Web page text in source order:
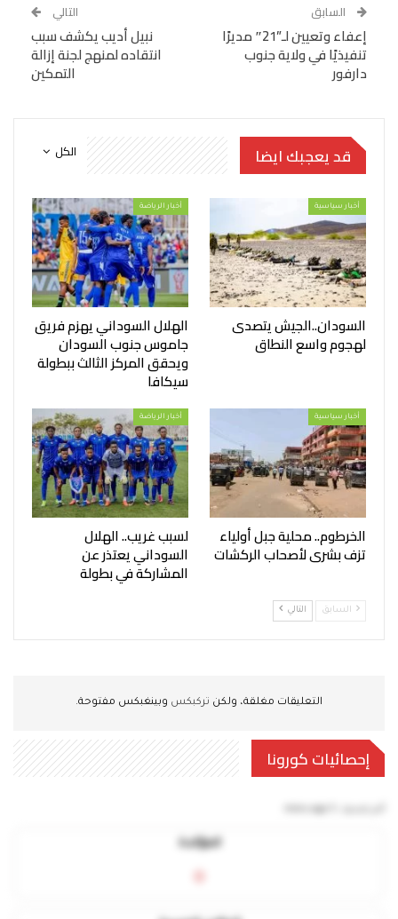
السابق
إعفاء وتعيين لـ”21″ مديرًا
تنفيذيًا في ولاية جنوب
دارفور
التالي
نبيل أديب يكشف سبب
انتقاده لمنهج لجنة إزالة
التمكين
الكل قد يعجبك ايضا
أخبار سياسية
السودان..الجيش يتصدى
لهجوم واسع النطاق
أخبار الرياضة
الهلال السوداني يهزم فريق
جاموس جنوب السودان
ويحقق المركز الثالث ببطولة
سيكافا
أخبار سياسية
الخرطوم.. محلية جبل أولياء
تزف بشرى لأصحاب الركشات
أخبار الرياضة
لسبب غريب.. الهلال
السوداني يعتذر عن
المشاركة في بطولة
السابق التالي
التعليقات مغلقة، ولكن تركبكس وبينغبكس مفتوحة.
إحصائيات كورونا